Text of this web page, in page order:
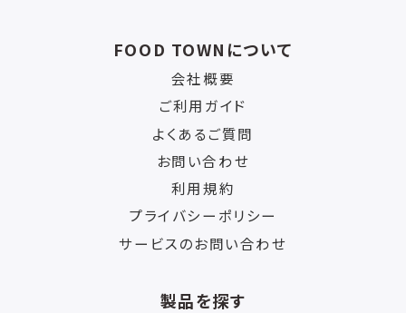
FOOD TOWNについて
会社概要
ご利用ガイド
よくあるご質問
お問い合わせ
利用規約
プライバシーポリシー
サービスのお問い合わせ
製品を探す